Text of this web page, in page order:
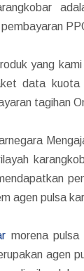
yang
data kuota
tagihan
agen pulsa
morena
agen